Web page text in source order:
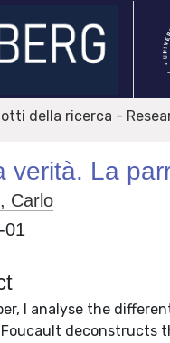
della ricerca -
verità. La
Carlo
01
I analyse the
deconstructs